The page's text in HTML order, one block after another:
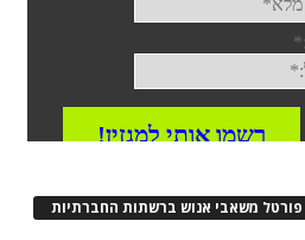
פורטל משאבי אנוש ברשתות החברתיות